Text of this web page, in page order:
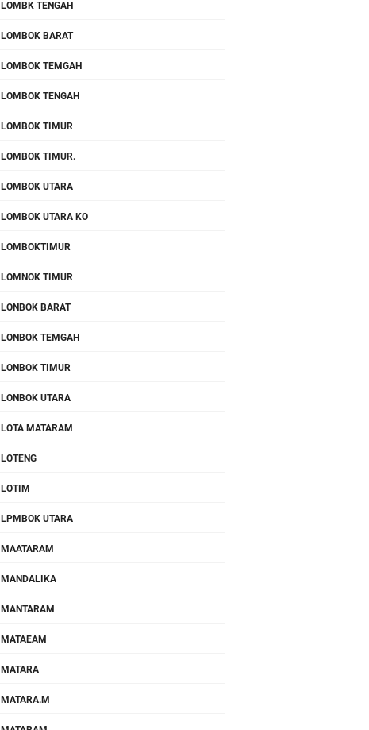
LOMBK TENGAH
LOMBOK BARAT
LOMBOK TEMGAH
LOMBOK TENGAH
LOMBOK TIMUR
LOMBOK TIMUR.
LOMBOK UTARA
LOMBOK UTARA KO
LOMBOKTIMUR
LOMNOK TIMUR
LONBOK BARAT
LONBOK TEMGAH
LONBOK TIMUR
LONBOK UTARA
LOTA MATARAM
LOTENG
LOTIM
LPMBOK UTARA
MAATARAM
MANDALIKA
MANTARAM
MATAEAM
MATARA
MATARA.M